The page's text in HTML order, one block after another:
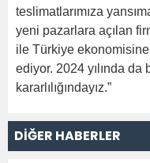
teslimatlarımıza
yeni pazarlara açılan
ile Türkiye
ediyor. 2024 yılında da
kararlılığındayız.”
DİĞER HABERLER